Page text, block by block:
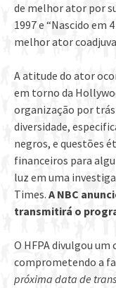
de melhor ator por
1997 e “Nascido em
melhor ator
A atitude do ator
em torno da
organização por
diversidade,
negros, e questões
financeiros para
luz em uma
Times. A NBC
transmitirá o
O HFPA divulgou um
comprometendo a
próxima data de